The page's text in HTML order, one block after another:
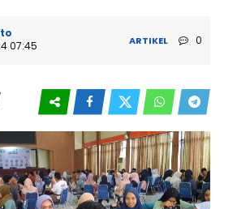
07:45
ARTIKEL 0